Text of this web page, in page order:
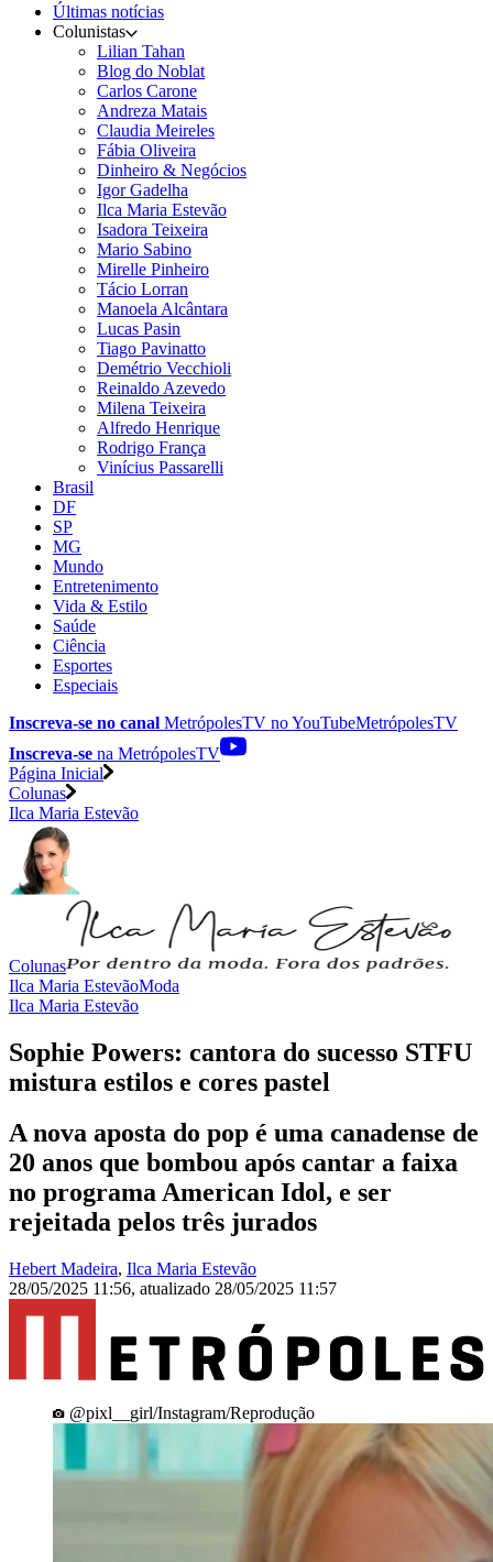
Últimas notícias
Colunistas
Lilian Tahan
Blog do Noblat
Carlos Carone
Andreza Matais
Claudia Meireles
Fábia Oliveira
Dinheiro & Negócios
Igor Gadelha
Ilca Maria Estevão
Isadora Teixeira
Mario Sabino
Mirelle Pinheiro
Tácio Lorran
Manoela Alcântara
Lucas Pasin
Tiago Pavinatto
Demétrio Vecchioli
Reinaldo Azevedo
Milena Teixeira
Alfredo Henrique
Rodrigo França
Vinícius Passarelli
Brasil
DF
SP
MG
Mundo
Entretenimento
Vida & Estilo
Saúde
Ciência
Esportes
Especiais
Inscreva-se no canal MetrópolesTV noYouTubeMetrópolesTV
Inscreva-se na MetrópolesTV
Página Inicial
Colunas
Ilca Maria Estevão
Colunas
Ilca Maria EstevãoModa
Ilca Maria Estevão
Sophie Powers: cantora do sucesso STFU
mistura estilos e cores pastel
A nova aposta do pop é uma canadense de
20 anos que bombou após cantar a faixa
no programa American Idol, e ser
rejeitada pelos três jurados
Hebert Madeira, Ilca Maria Estevão
28/05/2025 11:56, atualizado 28/05/2025 11:57
@pixl__girl/Instagram/Reprodução